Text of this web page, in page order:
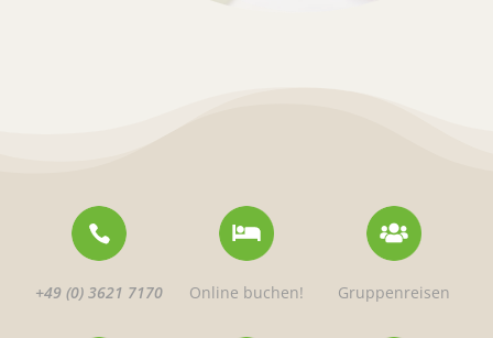
+49 (0) 3621 7170 Online buchen! Gruppenreisen